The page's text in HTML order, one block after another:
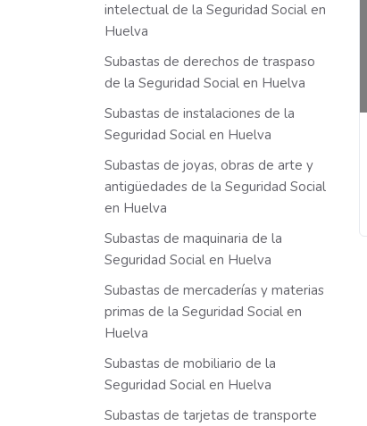
intelectual de la Seguridad Social en
Huelva
Subastas de derechos de traspaso
de la Seguridad Social en Huelva
Subastas de instalaciones de la
Seguridad Social en Huelva
Subastas de joyas, obras de arte y
antigüedades de la Seguridad Social
en Huelva
Subastas de maquinaria de la
Seguridad Social en Huelva
Subastas de mercaderías y materias
primas de la Seguridad Social en
Huelva
Subastas de mobiliario de la
Seguridad Social en Huelva
Subastas de tarjetas de transporte